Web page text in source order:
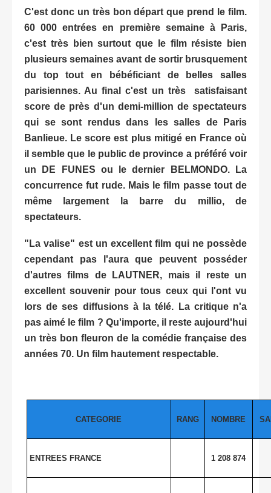
C'est donc un très bon départ que prend le film.
60 000 entrées en première semaine à Paris,
c'est très bien surtout que le film résiste bien
plusieurs semaines avant de sortir brusquement
du top tout en bébéficiant de belles salles
parisiennes. Au final c'est un très satisfaisant
score de près d'un demi-million de spectateurs
qui se sont rendus dans les salles de Paris
Banlieue. Le score est plus mitigé en France où
il semble que le public de province a préféré voir
un DE FUNES ou le dernier BELMONDO. La
concurrence fut rude. Mais le film passe tout de
même largement la barre du millio, de
spectateurs.
"La valise" est un excellent film qui ne possède
cependant pas l'aura que peuvent posséder
d'autres films de LAUTNER, mais il reste un
excellent souvenir pour tous ceux qui l'ont vu
lors de ses diffusions à la télé. La critique n'a
pas aimé le film ? Qu'importe, il reste aujourd'hui
un très bon fleuron de la comédie française des
années 70. Un film hautement respectable.
CATEGORIE RANG NOMBRE
ENTREES FRANCE 1 208 874